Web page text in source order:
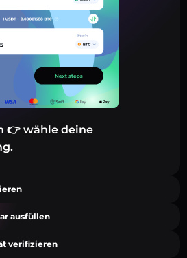
👉 wähle deine
ausfüllen
verifizieren